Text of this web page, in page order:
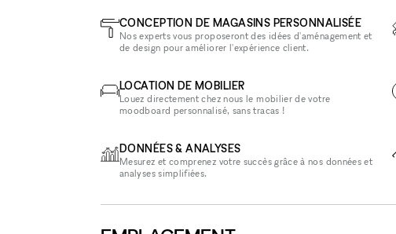
CONCEPTION DE MAGASINS PERSONNALISÉE
Nos experts vous proposeront des idées d'aménagement et
de design pour améliorer l'expérience client.
LOCATION DE MOBILIER
Louez directement chez nous le mobilier de votre
moodboard personnalisé, sans tracas !
DONNÉES & ANALYSES
Mesurez et comprenez votre succès grâce à nos données et
analyses simplifiées.